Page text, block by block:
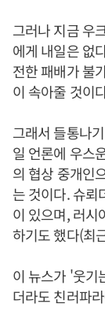
그러나 지금 우
에게 내일은 없
전한 패배가 불
이 속아줄 것이
그래서 들통나
일 언론에 우스
의 협상 중개인
는 것이다. 슈뢰
이 있으며, 러시
하기도 했다(최
이 뉴스가 '웃기
더라도 친러파